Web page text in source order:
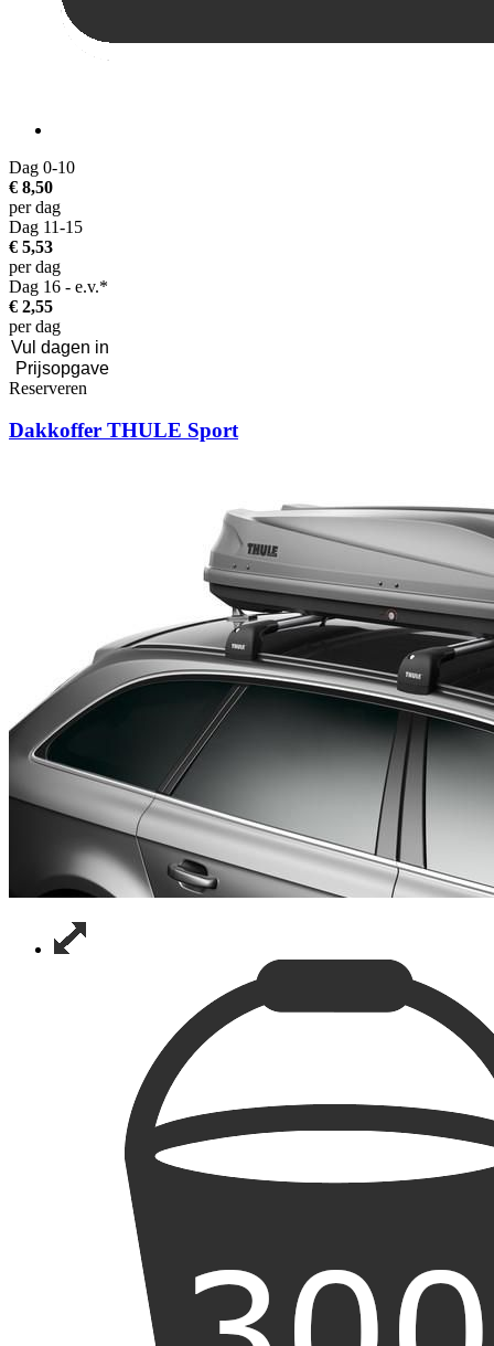
Dag 0-10
€ 8,50
per dag
Dag 11-15
€ 5,53
per dag
Dag 16 - e.v.*
€ 2,55
per dag
Reserveren
Dakkoffer THULE Sport